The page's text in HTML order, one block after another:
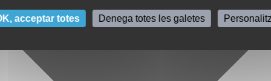
acceptar totes Denega totes les galetes